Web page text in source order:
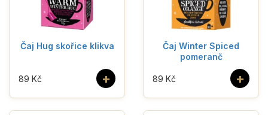
Čaj Hug skořice klikva
+
89 Kč
Čaj Winter Spiced
pomeranč
+
89 Kč